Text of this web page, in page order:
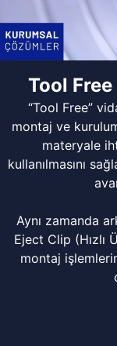
Tool
“Tool Free”
montaj ve
materyale
kullanılmasını
Aynı zamanda
Eject Clip (Hızlı
montaj